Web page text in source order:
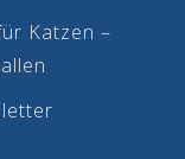
Katzen –